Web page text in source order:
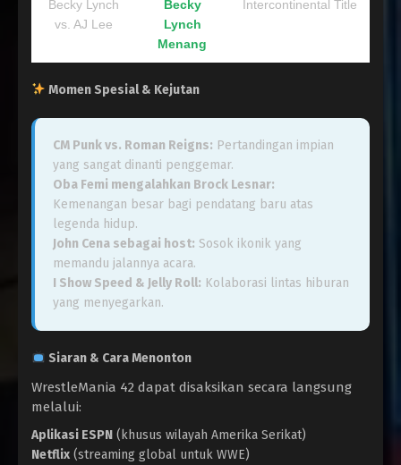
Becky Lynch
vs. AJ Lee
Becky
Lynch
Menang
Intercontinental Title
Momen Spesial & Kejutan
CM Punk vs. Roman Reigns: Pertandingan impian
yang sangat dinanti penggemar.
Oba Femi mengalahkan Brock Lesnar:
Kemenangan besar bagi pendatang baru atas
legenda hidup.
John Cena sebagai host: Sosok ikonik yang
memandu jalannya acara.
I Show Speed & Jelly Roll: Kolaborasi lintas hiburan
yang menyegarkan.
Siaran & Cara Menonton
WrestleMania 42 dapat disaksikan secara langsung
melalui:
Aplikasi ESPN (khusus wilayah Amerika Serikat)
Netflix (streaming global untuk WWE)